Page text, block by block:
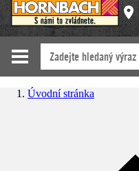
Úvodní stránka